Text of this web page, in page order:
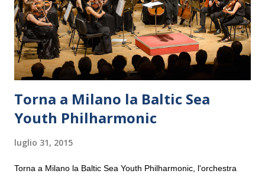
Torna a Milano la Baltic Sea
Youth Philharmonic
luglio 31, 2015
Torna a Milano la Baltic Sea Youth Philharmonic, l'orchestra